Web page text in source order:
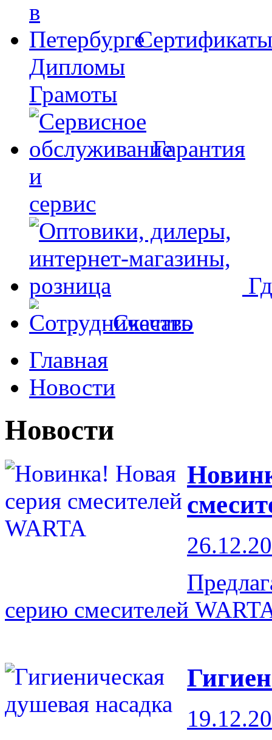
Сертификаты
Дипломы
Грамоты
Гарантия
и
сервис
Скачать
Главная
Новости
Новости
серию смесителей